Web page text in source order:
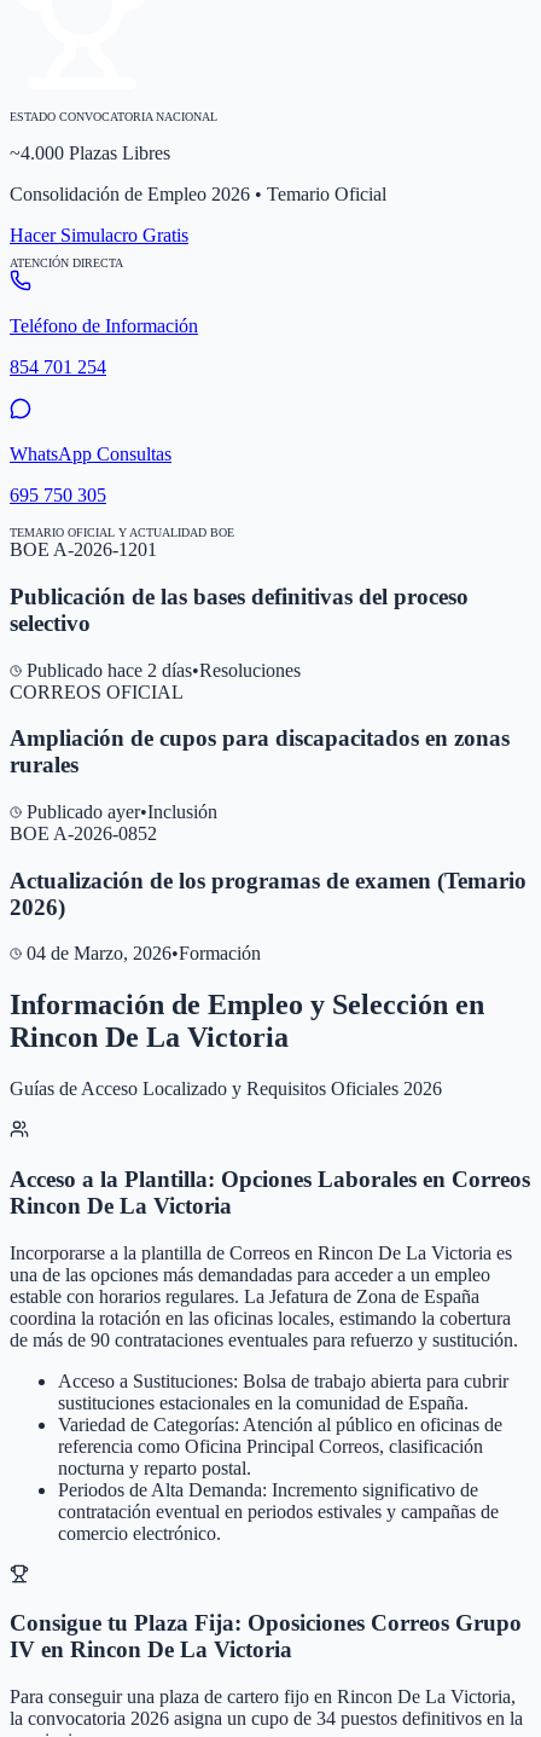
ESTADO CONVOCATORIA NACIONAL
~4.000 Plazas Libres
Consolidación de Empleo 2026 • Temario Oficial
Hacer Simulacro Gratis
ATENCIÓN DIRECTA
Teléfono de Información
854 701 254
WhatsApp Consultas
695 750 305
TEMARIO OFICIAL Y ACTUALIDAD BOE
BOE A-2026-1201
Publicación de las bases definitivas del proceso
selectivo
Publicado hace 2 días•Resoluciones
CORREOS OFICIAL
Ampliación de cupos para discapacitados en zonas
rurales
Publicado ayer•Inclusión
BOE A-2026-0852
Actualización de los programas de examen (Temario
2026)
04 de Marzo, 2026•Formación
Información de Empleo y Selección en
Rincon De La Victoria
Guías de Acceso Localizado y Requisitos Oficiales 2026
Acceso a la Plantilla: Opciones Laborales en Correos
Rincon De La Victoria
Incorporarse a la plantilla de Correos en Rincon De La Victoria es
una de las opciones más demandadas para acceder a un empleo
estable con horarios regulares. La Jefatura de Zona de España
coordina la rotación en las oficinas locales, estimando la cobertura
de más de 90 contrataciones eventuales para refuerzo y sustitución.
Acceso a Sustituciones: Bolsa de trabajo abierta para cubrir
sustituciones estacionales en la comunidad de España.
Variedad de Categorías: Atención al público en oficinas de
referencia como Oficina Principal Correos, clasificación
nocturna y reparto postal.
Periodos de Alta Demanda: Incremento significativo de
contratación eventual en periodos estivales y campañas de
comercio electrónico.
Consigue tu Plaza Fija: Oposiciones Correos Grupo
IV en Rincon De La Victoria
Para conseguir una plaza de cartero fijo en Rincon De La Victoria,
la convocatoria 2026 asigna un cupo de 34 puestos definitivos en la